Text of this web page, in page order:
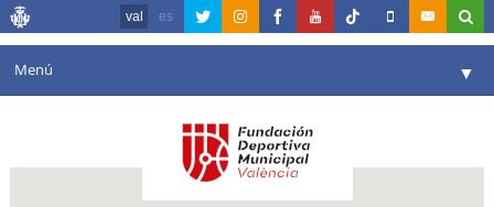
val es
Menú ▼
Agenda